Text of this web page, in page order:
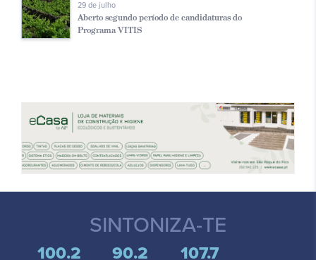
29 de julho
Aberto segundo período de candidaturas do
Programa VITIS
SINTONIZA-TE
100.2 90.2 107.7